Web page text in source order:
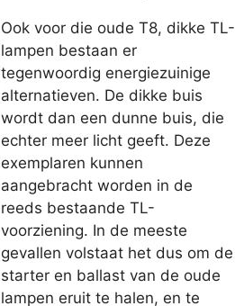
Ook voor die oude T8, dikke TL-
lampen bestaan er
tegenwoordig energiezuinige
alternatieven. De dikke buis
wordt dan een dunne buis, die
echter meer licht geeft. Deze
exemplaren kunnen
aangebracht worden in de
reeds bestaande TL-
voorziening. In de meeste
gevallen volstaat het dus om de
starter en ballast van de oude
lampen eruit te halen, en te